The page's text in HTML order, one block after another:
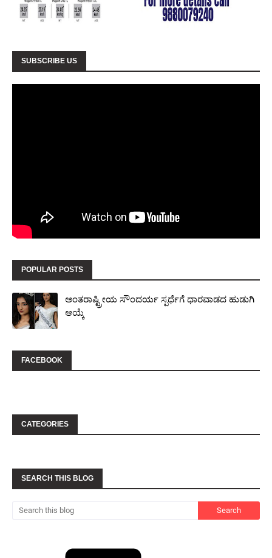
SUBSCRIBE US
POPULAR POSTS
ಅಂತರಾಷ್ಟ್ರೀಯ ಸೌಂದರ್ಯ ಸ್ಪರ್ಧೆಗೆ ಧಾರವಾಡದ ಹುಡುಗಿ
ಆಯ್ಕೆ
FACEBOOK
CATEGORIES
SEARCH THIS BLOG